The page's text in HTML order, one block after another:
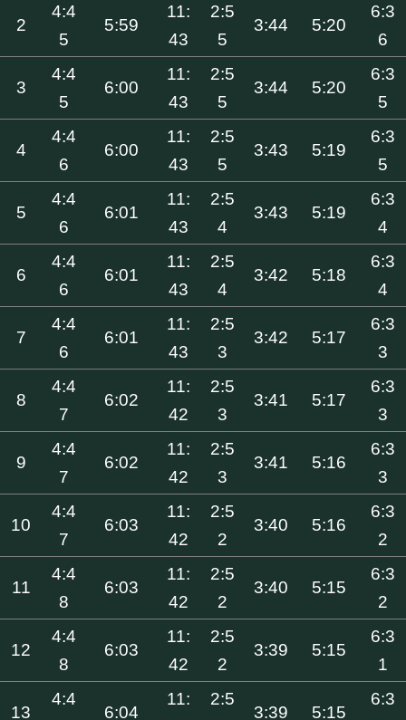
2
4:4
5
5:59
11:
43
2:5
5
3:44 5:20
6:3
6
3
4:4
5
6:00
11:
43
2:5
5
3:44 5:20
6:3
5
4
4:4
6
6:00
11:
43
2:5
5
3:43 5:19
6:3
5
5
4:4
6
6:01
11:
43
2:5
4
3:43 5:19
6:3
4
6
4:4
6
6:01
11:
43
2:5
4
3:42 5:18
6:3
4
7
4:4
6
6:01
11:
43
2:5
3
3:42 5:17
6:3
3
8
4:4
7
6:02
11:
42
2:5
3
3:41 5:17
6:3
3
9
4:4
7
6:02
11:
42
2:5
3
3:41 5:16
6:3
3
10
4:4
7
6:03
11:
42
2:5
2
3:40 5:16
6:3
2
11
4:4
8
6:03
11:
42
2:5
2
3:40 5:15
6:3
2
12
4:4
8
6:03
11:
42
2:5
2
3:39 5:15
6:3
1
13
4:4
6:04
11:
2:5
3:39 5:15
6:3